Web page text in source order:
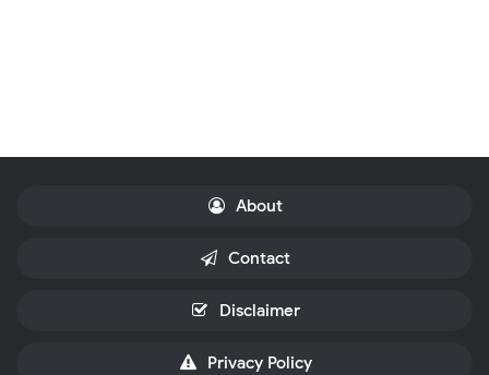
About
Contact
Disclaimer
Privacy Policy